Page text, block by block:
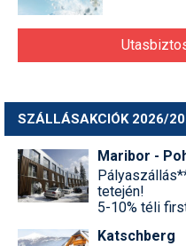
SZÁLLÁSAKCIÓK 2026/
Maribor -
tetején!
5-10% téli
Katschberg